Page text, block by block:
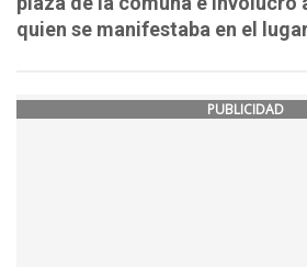
quien se manifestaba en el
PUBLICIDAD